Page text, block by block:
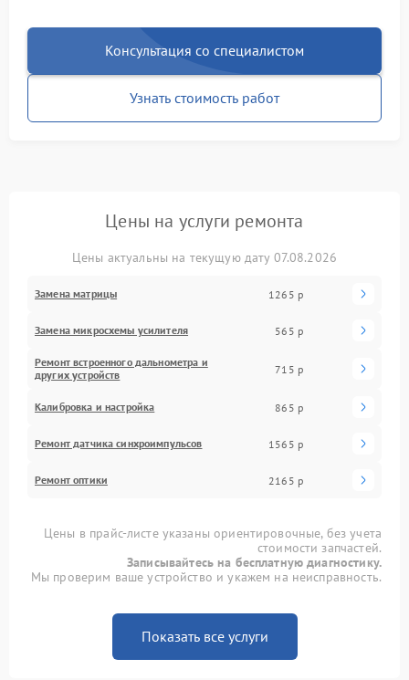
Консультация со специалистом
Узнать стоимость работ
Цены на услуги ремонта
Цены актуальны на текущую дату 07.08.2026
Замена матрицы 1265 р
Замена микросхемы усилителя 565 р
Ремонт встроенного дальнометра и
других устройств
715 р
Калибровка и настройка 865 р
Ремонт датчика синхроимпульсов 1565 р
Ремонт оптики 2165 р
Цены в прайс-листе указаны ориентировочные, без учета
стоимости запчастей.
Записывайтесь на бесплатную диагностику.
Мы проверим ваше устройство и укажем на неисправность.
Показать все услуги